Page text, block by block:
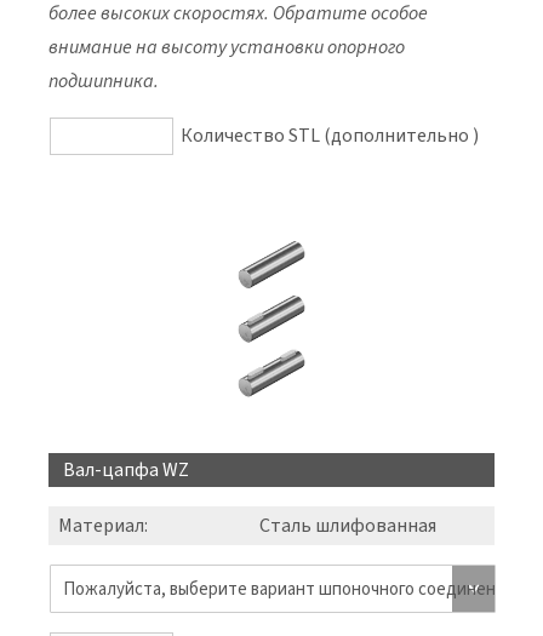
более высоких скоростях. Обратите особое
внимание на высоту установки опорного
подшипника.
Количество STL (дополнительно )
Вал-цапфа WZ
Материал: Сталь шлифованная